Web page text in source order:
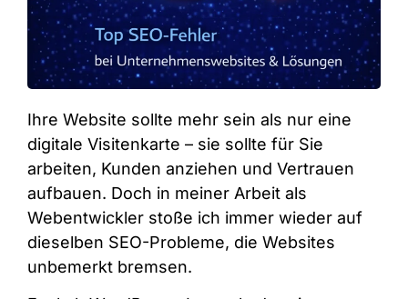
Ihre Website sollte mehr sein als nur eine
digitale Visitenkarte – sie sollte für Sie
arbeiten, Kunden anziehen und Vertrauen
aufbauen. Doch in meiner Arbeit als
Webentwickler stoße ich immer wieder auf
dieselben SEO-Probleme, die Websites
unbemerkt bremsen.